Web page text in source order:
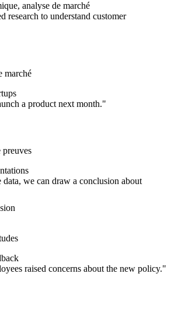
analyse de marché
research to understand customer
marché
a product next month."
preuves
data, we can draw a conclusion about
raised concerns about the new policy."